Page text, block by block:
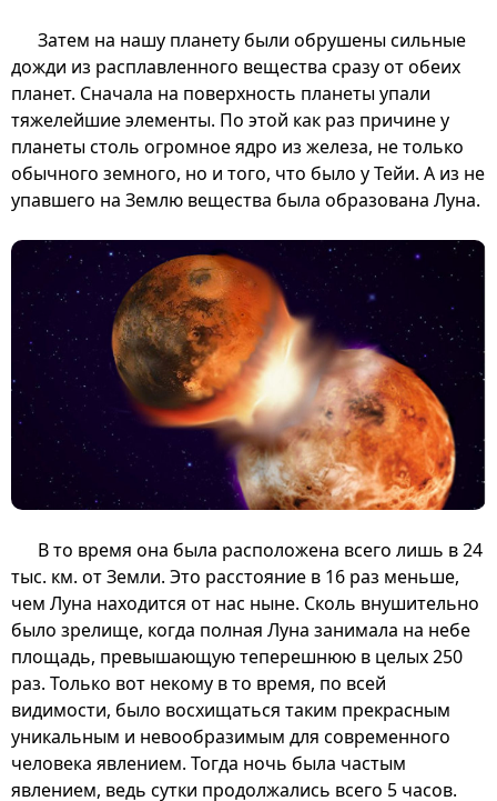
Затем на нашу планету были обрушены сильные
дожди из расплавленного вещества сразу от обеих
планет. Сначала на поверхность планеты упали
тяжелейшие элементы. По этой как раз причине у
планеты столь огромное ядро из железа, не только
обычного земного, но и того, что было у Тейи. А из не
упавшего на Землю вещества была образована Луна.
В то время она была расположена всего лишь в 24
тыс. км. от Земли. Это расстояние в 16 раз меньше,
чем Луна находится от нас ныне. Сколь внушительно
было зрелище, когда полная Луна занимала на небе
площадь, превышающую теперешнюю в целых 250
раз. Только вот некому в то время, по всей
видимости, было восхищаться таким прекрасным
уникальным и невообразимым для современного
человека явлением. Тогда ночь была частым
явлением, ведь сутки продолжались всего 5 часов.